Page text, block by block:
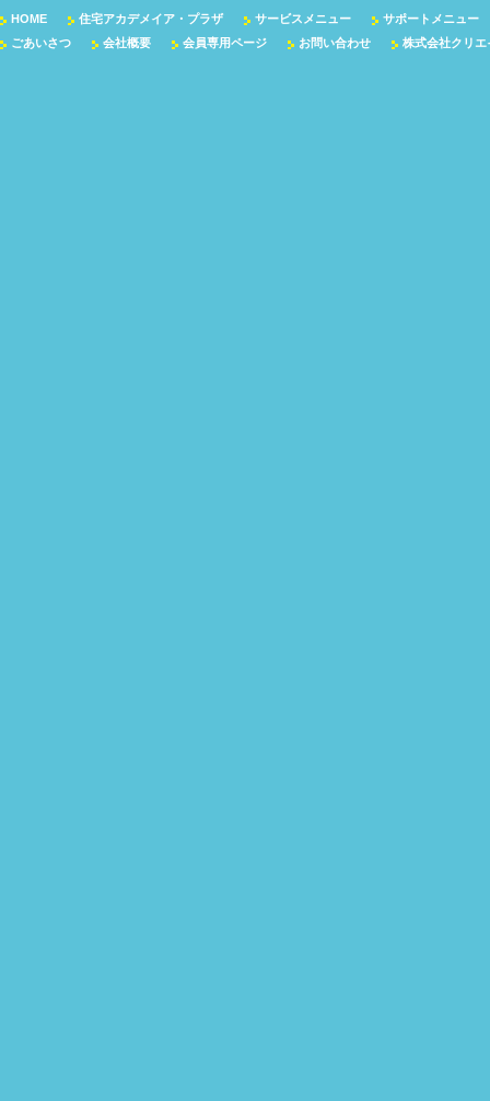
HOME 住宅アカデメイア・プラザ サービスメニュー
サポートメニュー
ごあいさつ
会社概要 会員専用ページ お問い合わせ 株式会社クリ